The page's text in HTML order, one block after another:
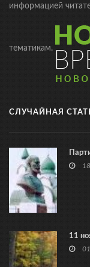
информацией
тематикам.
СЛУЧАЙНАЯ
11